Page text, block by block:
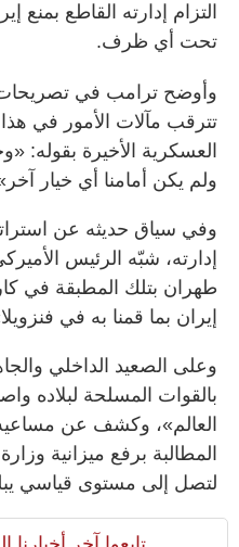
التزام إدارته القاطع
تحت أي ظرف.
وأوضح ترامب في تصريحات
تترقب مآلات الأمور في
العسكرية الأخيرة بقوله:
ولم يكن أمامنا أي خيار
وفي سياق حديثه عن
إدارته، شبّه الرئيس
طهران بتلك المطبقة في
إيران بما قمنا به في
وعلى الصعيد الداخلي
بالقوات المسلحة لبلاده
العالم»، وكشف عن
المطالبة برفع ميزانية
لتصل إلى مستوى قياسي يبلغ 1.5 تريليون